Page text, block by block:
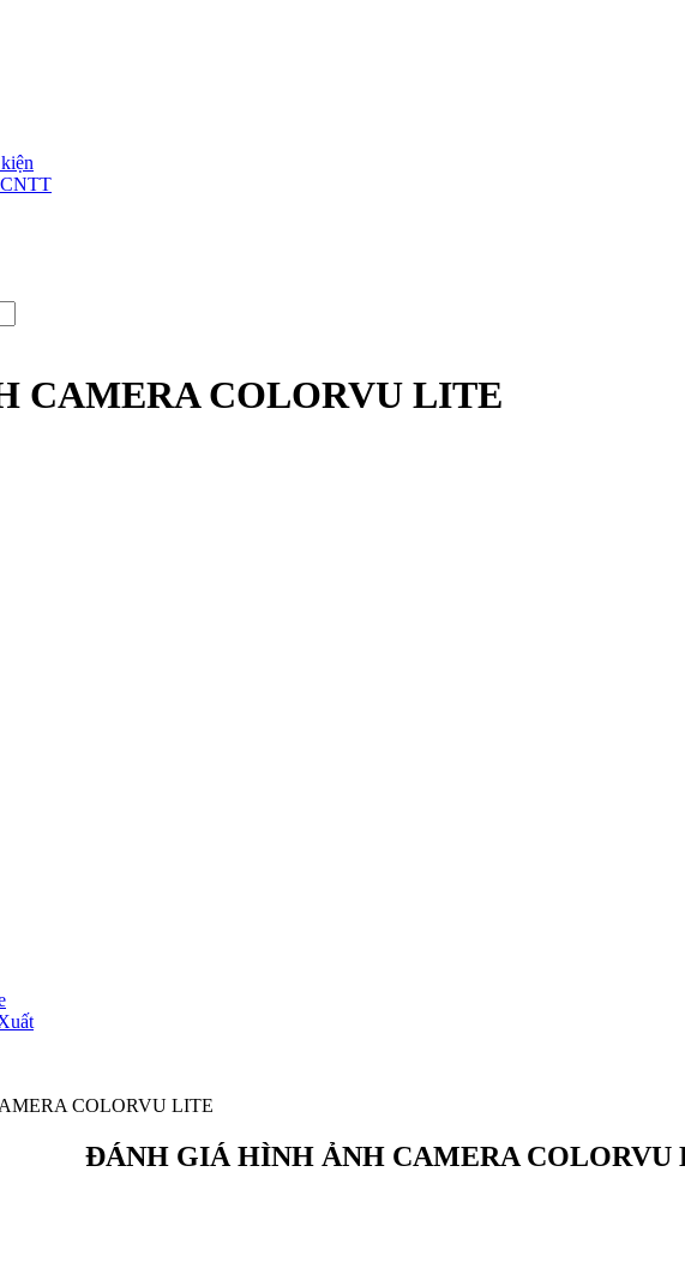
CNTT
CAMERA COLORVU LITE
COLORVU LITE
ĐÁNH GIÁ HÌNH ẢNH CAMERA COLORVU